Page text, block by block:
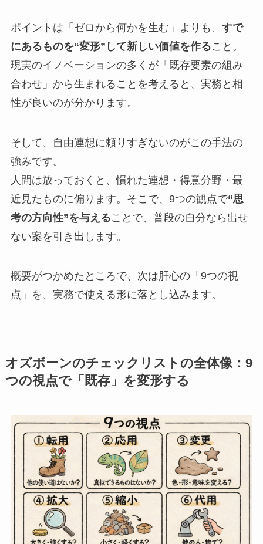
ポイントは「ゼロから何かを生む」よりも、 すで
にあるものを“変形”して新しい価値を作ること。
現実のイノベーションの多くが「既存要素の組み
合わせ」から生まれることを考えると、実務と相
性が良いのが分かります。
そして、自由連想に頼りすぎないのがこの手法の
強みです。
人間は放っておくと、慣れた連想・得意分野・最
近見たものに偏ります。そこで、9つの観点で“思
考の方向性”を与えることで、普段の自分なら出せ
ない案を引き出します。
概要がつかめたところで、次は肝心の「9つの視
点」を、実務で使える形に落とし込みます。
オズボーンのチェックリストの全体像：9
つの視点で「既存」を変形する